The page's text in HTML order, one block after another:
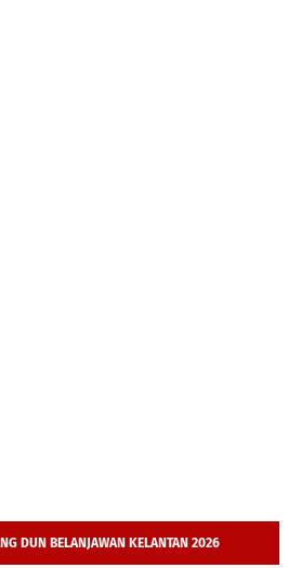
DUN BELANJAWAN KELANTAN 2026